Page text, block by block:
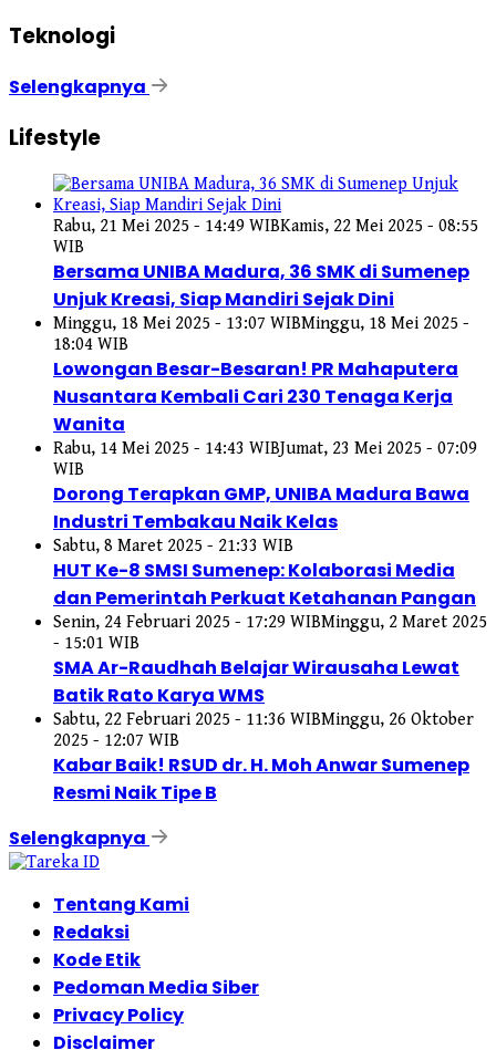
Teknologi
Selengkapnya
Lifestyle
Rabu, 21 Mei 2025 - 14:49 WIBKamis, 22 Mei 2025 - 08:55
WIB
Bersama UNIBA Madura, 36 SMK di Sumenep
Unjuk Kreasi, Siap Mandiri Sejak Dini
Minggu, 18 Mei 2025 - 13:07 WIBMinggu, 18 Mei 2025 -
18:04 WIB
Lowongan Besar-Besaran! PR Mahaputera
Nusantara Kembali Cari 230 Tenaga Kerja
Wanita
Rabu, 14 Mei 2025 - 14:43 WIBJumat, 23 Mei 2025 - 07:09
WIB
Dorong Terapkan GMP, UNIBA Madura Bawa
Industri Tembakau Naik Kelas
Sabtu, 8 Maret 2025 - 21:33 WIB
HUT Ke-8 SMSI Sumenep: Kolaborasi Media
dan Pemerintah Perkuat Ketahanan Pangan
Senin, 24 Februari 2025 - 17:29 WIBMinggu, 2 Maret 2025
- 15:01 WIB
SMA Ar-Raudhah Belajar Wirausaha Lewat
Batik Rato Karya WMS
Sabtu, 22 Februari 2025 - 11:36 WIBMinggu, 26 Oktober
2025 - 12:07 WIB
Kabar Baik! RSUD dr. H. Moh Anwar Sumenep
Resmi Naik Tipe B
Selengkapnya
Tentang Kami
Redaksi
Kode Etik
Pedoman Media Siber
Privacy Policy
Disclaimer